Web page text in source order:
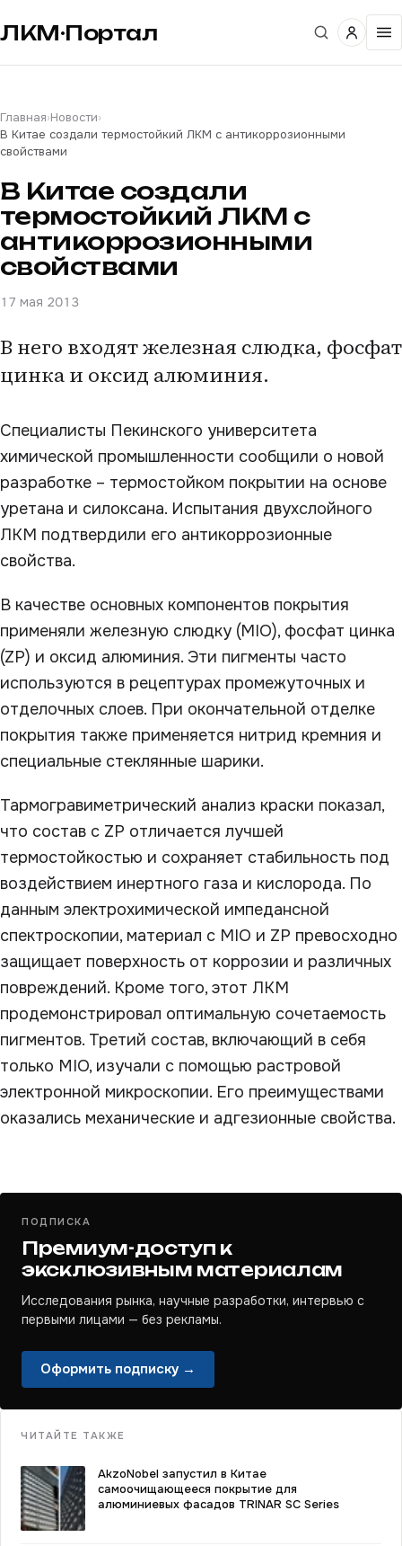
ЛКМ·Портал
Главная›Новости›
В Китае создали термостойкий ЛКМ с антикоррозионными
свойствами
В Китае создали
термостойкий ЛКМ с
антикоррозионными
свойствами
17 мая 2013
В него входят железная слюдка, фосфат
цинка и оксид алюминия.
Специалисты Пекинского университета
химической промышленности сообщили о новой
разработке – термостойком покрытии на основе
уретана и силоксана. Испытания двухслойного
ЛКМ подтвердили его антикоррозионные
свойства.
В качестве основных компонентов покрытия
применяли железную слюдку (МIO), фосфат цинка
(ZP) и оксид алюминия. Эти пигменты часто
используются в рецептурах промежуточных и
отделочных слоев. При окончательной отделке
покрытия также применяется нитрид кремния и
специальные стеклянные шарики.
Тармогравиметрический анализ краски показал,
что состав с ZP отличается лучшей
термостойкостью и сохраняет стабильность под
воздействием инертного газа и кислорода. По
данным электрохимической импедансной
спектроскопии, материал с МIO и ZP превосходно
защищает поверхность от коррозии и различных
повреждений. Кроме того, этот ЛКМ
продемонстрировал оптимальную сочетаемость
пигментов. Третий состав, включающий в себя
только MIO, изучали с помощью растровой
электронной микроскопии. Его преимуществами
оказались механические и адгезионные свойства.
ПОДПИСКА
Премиум-доступ к
эксклюзивным материалам
Исследования рынка, научные разработки, интервью с
первыми лицами — без рекламы.
Оформить подписку →
ЧИТАЙТЕ ТАКЖЕ
AkzoNobel запустил в Китае
самоочищающееся покрытие для
алюминиевых фасадов TRINAR SC Series